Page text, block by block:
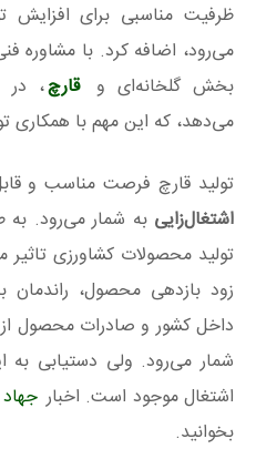
ظرفیت مناسبی برای
می‌رود، اضافه کرد. با مشاوره
بخش گلخانه‌ای و قارچ،
می‌دهد، که این مهم با همکاری
تولید قارچ فرصت مناسب و
اشتغال‌زایی به شمار می‌رود. به
تولید محصولات کشاورزی تاثیر
زود بازدهی محصول، راندمان
داخل کشور و صادرات محصول از
شمار می‌رود. ولی دستیابی
اشتغال موجود است. اخبار
بخوانید.